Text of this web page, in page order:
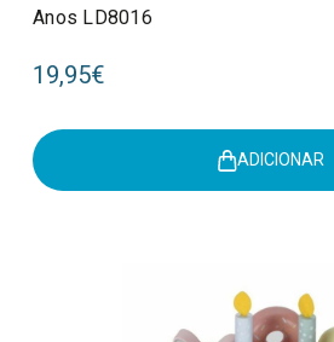
Anos LD8016
19,95€
ADICIONAR